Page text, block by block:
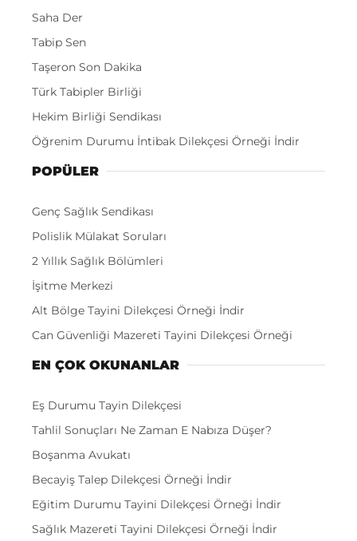
Saha Der
Tabip Sen
Taşeron Son Dakika
Türk Tabipler Birliği
Hekim Birliği Sendikası
Öğrenim Durumu İntibak Dilekçesi Örneği İndir
POPÜLER
Genç Sağlık Sendikası
Polislik Mülakat Soruları
2 Yıllık Sağlık Bölümleri
İşitme Merkezi
Alt Bölge Tayini Dilekçesi Örneği İndir
Can Güvenliği Mazereti Tayini Dilekçesi Örneği
EN ÇOK OKUNANLAR
Eş Durumu Tayin Dilekçesi
Tahlil Sonuçları Ne Zaman E Nabıza Düşer?
Boşanma Avukatı
Becayiş Talep Dilekçesi Örneği İndir
Eğitim Durumu Tayini Dilekçesi Örneği İndir
Sağlık Mazereti Tayini Dilekçesi Örneği İndir